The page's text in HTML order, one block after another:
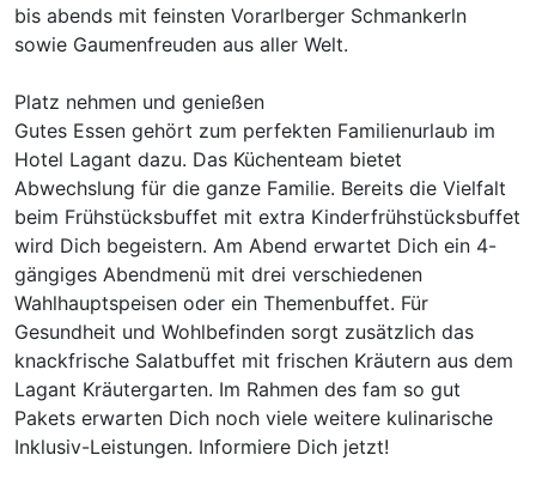
bis abends mit feinsten Vorarlberger Schmankerln
sowie Gaumenfreuden aus aller Welt.
Platz nehmen und genießen
Gutes Essen gehört zum perfekten Familienurlaub im
Hotel Lagant dazu. Das Küchenteam bietet
Abwechslung für die ganze Familie. Bereits die Vielfalt
beim Frühstücksbuffet mit extra Kinderfrühstücksbuffet
wird Dich begeistern. Am Abend erwartet Dich ein 4-
gängiges Abendmenü mit drei verschiedenen
Wahlhauptspeisen oder ein Themenbuffet. Für
Gesundheit und Wohlbefinden sorgt zusätzlich das
knackfrische Salatbuffet mit frischen Kräutern aus dem
Lagant Kräutergarten. Im Rahmen des fam so gut
Pakets erwarten Dich noch viele weitere kulinarische
Inklusiv-Leistungen. Informiere Dich jetzt!